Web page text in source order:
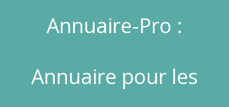
Annuaire-Pro :
Annuaire pour les